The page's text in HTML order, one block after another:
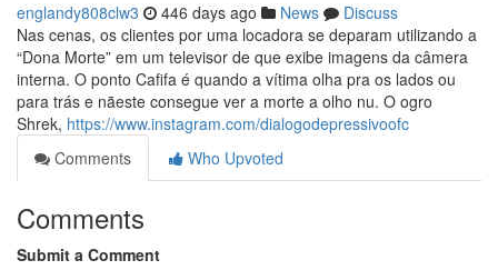
englandy808clw3 446 days ago News
Discuss
Nas cenas, os clientes por uma locadora se deparam utilizando a
“Dona Morte” em um televisor de que exibe imagens da câmera
interna. O ponto Cafifa é quando a vítima olha pra os lados ou
para trás e nãeste consegue ver a morte a olho nu. O ogro
Shrek, https://www.instagram.com/dialogodepressivoofc
Comments
Who Upvoted
Comments
Submit a Comment